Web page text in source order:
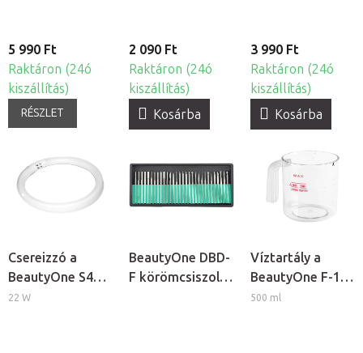
5 990 Ft
Raktáron (24ó
kiszállítás)
RÉSZLET
2 090 Ft
Raktáron (24ó
kiszállítás)
Kosárba
3 990 Ft
Raktáron (24ó
kiszállítás)
Kosárba
Csereizzó a
BeautyOne S4
kozmetikai
22 W
BeautyOne DBD-
F körömcsiszoló
Víztartály a
BeautyOne F-17
kozmetikai
500 ml